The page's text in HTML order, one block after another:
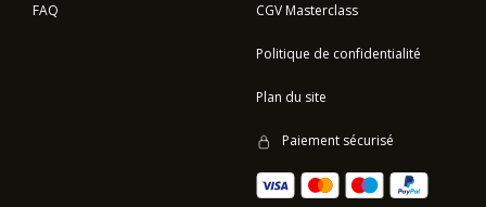
FAQ CGV Masterclass
Politique de confidentialité
Plan du site
Paiement sécurisé